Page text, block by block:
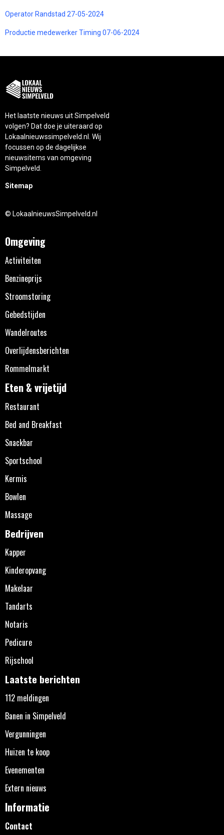
Operator Randstad 27-05-2024
Productie medewerker Timing 07-06-2024
Het laatste nieuws uit Simpelveld
volgen? Dat doe je uiteraard op
Lokaalnieuwssimpelveld.nl. Wij
focussen op de dagelijkse
nieuwsitems van omgeving
Simpelveld.
Sitemap
© LokaalnieuwsSimpelveld.nl
Omgeving
Activiteiten
Benzineprijs
Stroomstoring
Gebedstijden
Wandelroutes
Overlijdensberichten
Rommelmarkt
Eten & vrijetijd
Restaurant
Bed and Breakfast
Snackbar
Sportschool
Kermis
Bowlen
Massage
Bedrijven
Kapper
Kinderopvang
Makelaar
Tandarts
Notaris
Pedicure
Rijschool
Laatste berichten
112 meldingen
Banen in Simpelveld
Vergunningen
Huizen te koop
Evenementen
Extern nieuws
Informatie
Contact